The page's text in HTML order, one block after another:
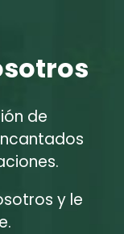
de
y le